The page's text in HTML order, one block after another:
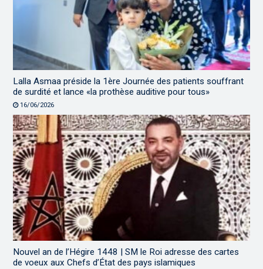
Lalla Asmaa préside la 1ère Journée des patients souffrant
de surdité et lance «la prothèse auditive pour tous»
16/06/2026
Nouvel an de l’Hégire 1448 | SM le Roi adresse des cartes
de voeux aux Chefs d’État des pays islamiques